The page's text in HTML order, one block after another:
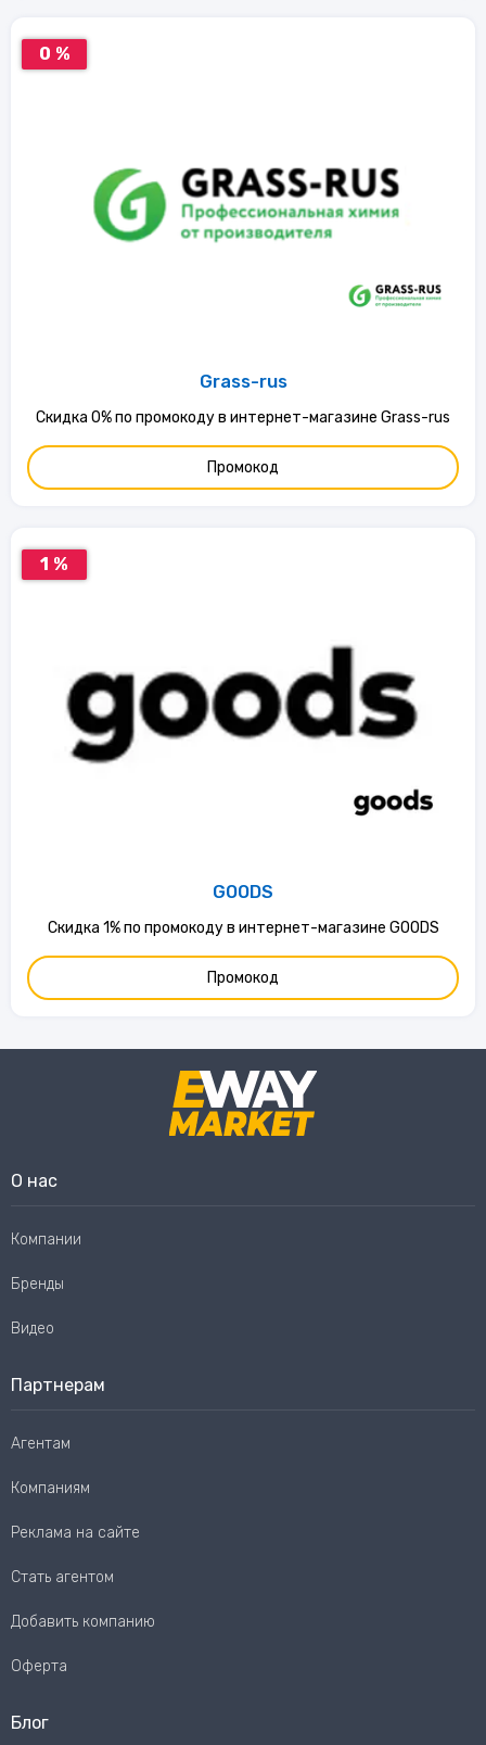
0 %
Grass-rus
Скидка 0% по промокоду в интернет-магазине Grass-rus
Промокод
1 %
GOODS
Скидка 1% по промокоду в интернет-магазине GOODS
Промокод
О нас
Компании
Бренды
Видео
Партнерам
Агентам
Компаниям
Реклама на сайте
Стать агентом
Добавить компанию
Оферта
Блог